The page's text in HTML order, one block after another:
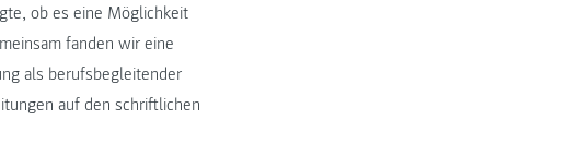
ob es eine Möglichkeit
fanden wir eine
als berufsbegleitender
auf den schriftlichen